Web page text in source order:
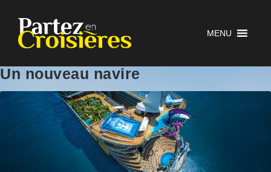
MENU
Un nouveau navire